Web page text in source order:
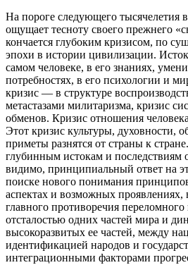
На пороге следующего тысячелетия
ощущает тесноту своего прежнего
кончается глубоким кризисом, по
эпохи в истории цивилизации.
самом человеке, в его знаниях,
потребностях, в его психологии и
кризис — в структуре
метастазами милитаризма, кризис
обменов. Кризис отношения
Этот кризис культуры, духовности,
приметы разнятся от страны к
глубинным истокам и последствиям
видимо, принципиальный ответ на
поиске нового понимания
аспектах и возможных проявлениях,
главного противоречия
отсталостью одних частей мира и
высокоразвитых ее частей, между
идентификацией народов и
интеграционными факторами